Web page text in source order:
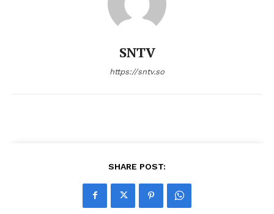
SNTV
https://sntv.so
SHARE POST: